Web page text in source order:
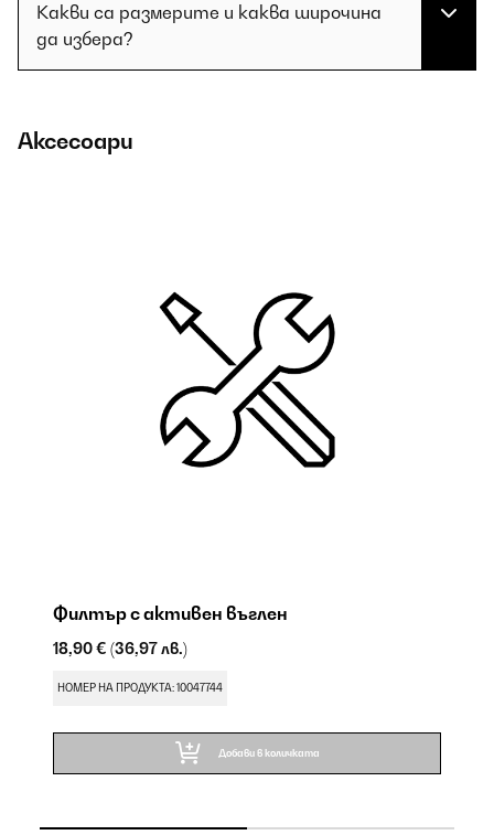
Какви са размерите и каква широчина
да избера?
Аксесоари
Филтър с активен въглен
18,90 € (36,97 лв.)
НОМЕР НА ПРОДУКТА: 10047744
Добави в количката